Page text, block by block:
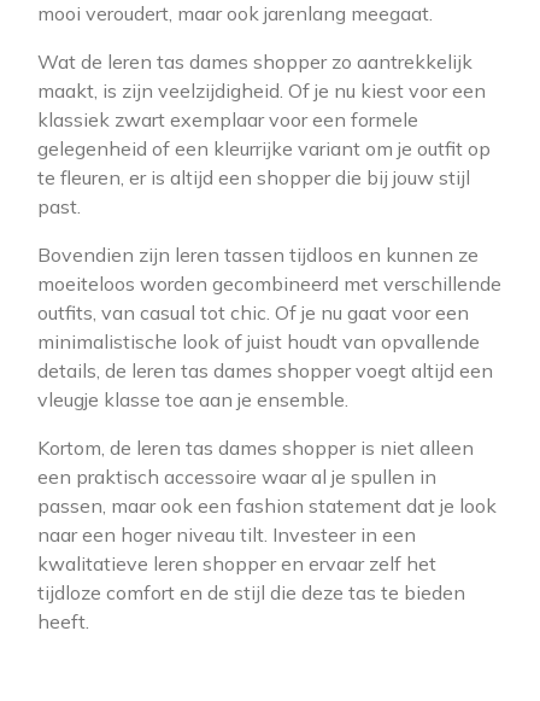
mooi veroudert, maar ook jarenlang meegaat.
Wat de leren tas dames shopper zo aantrekkelijk
maakt, is zijn veelzijdigheid. Of je nu kiest voor een
klassiek zwart exemplaar voor een formele
gelegenheid of een kleurrijke variant om je outfit op
te fleuren, er is altijd een shopper die bij jouw stijl
past.
Bovendien zijn leren tassen tijdloos en kunnen ze
moeiteloos worden gecombineerd met verschillende
outfits, van casual tot chic. Of je nu gaat voor een
minimalistische look of juist houdt van opvallende
details, de leren tas dames shopper voegt altijd een
vleugje klasse toe aan je ensemble.
Kortom, de leren tas dames shopper is niet alleen
een praktisch accessoire waar al je spullen in
passen, maar ook een fashion statement dat je look
naar een hoger niveau tilt. Investeer in een
kwalitatieve leren shopper en ervaar zelf het
tijdloze comfort en de stijl die deze tas te bieden
heeft.